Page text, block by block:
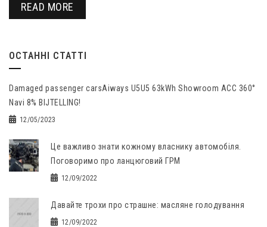
READ MORE
ОСТАННІ СТАТТІ
Damaged passenger carsAiways U5U5 63kWh Showroom ACC 360°
Navi 8% BIJTELLING!
12/05/2023
Це важливо знати кожному власнику автомобіля.
Поговоримо про ланцюговий ГРМ
12/09/2022
Давайте трохи про страшне: масляне голодування
12/09/2022